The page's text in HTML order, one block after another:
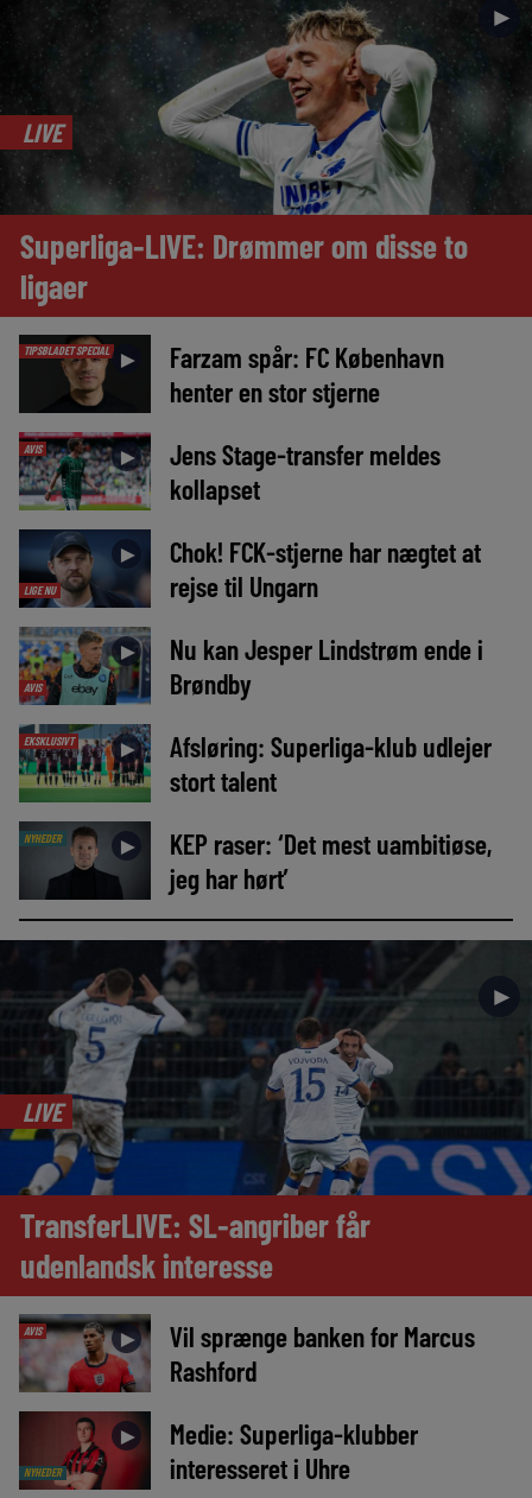
►
LIVE
Superliga-LIVE: Drømmer om disse to
ligaer
TIPSBLADET SPECIAL ►
Farzam spår: FC København
henter en stor stjerne
AVIS ►
Jens Stage-transfer meldes
kollapset
LIGE NU
►
Chok! FCK-stjerne har nægtet at
rejse til Ungarn
AVIS
►
Nu kan Jesper Lindstrøm ende i
Brøndby
EKSKLUSIVT ►
Afsløring: Superliga-klub udlejer
stort talent
NYHEDER ►
KEP raser: ‘Det mest uambitiøse,
jeg har hørt’
►
LIVE
TransferLIVE: SL-angriber får
udenlandsk interesse
AVIS ►
Vil sprænge banken for Marcus
Rashford
NYHEDER
►
Medie: Superliga-klubber
interesseret i Uhre